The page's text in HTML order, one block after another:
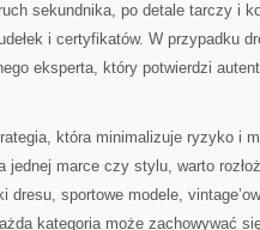
sekundnika, po detale tarczy i
i certyfikatów. W przypadku
eksperta, który potwierdzi
która minimalizuje ryzyko i
marce czy stylu, warto
dresu, sportowe modele,
kategoria może zachowywać